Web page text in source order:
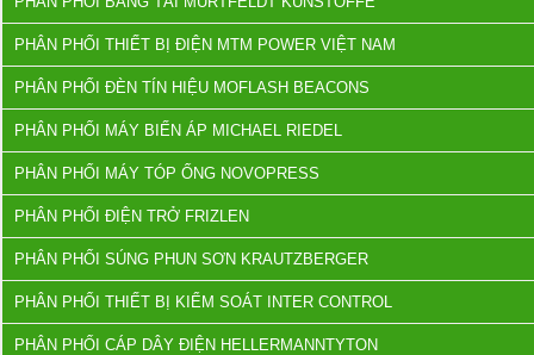
PHÂN PHỐI THIẾT BỊ ĐIỆN MTM POWER VIỆT NAM
PHÂN PHỐI ĐÈN TÍN HIỆU MOFLASH BEACONS
PHÂN PHỐI MÁY BIẾN ÁP MICHAEL RIEDEL
PHÂN PHỐI MÁY TÓP ỐNG NOVOPRESS
PHÂN PHỐI ĐIỆN TRỞ FRIZLEN
PHÂN PHỐI SÚNG PHUN SƠN KRAUTZBERGER
PHÂN PHỐI THIẾT BỊ KIỂM SOÁT INTER CONTROL
PHÂN PHỐI CÁP DÂY ĐIỆN HELLERMANNTYTON